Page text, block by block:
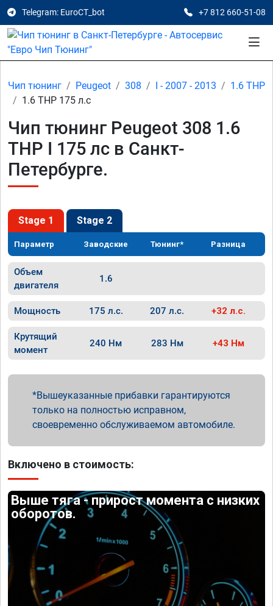
Telegram: EuroCT_bot +7 812 660-51-08
Чип тюнинг Peugeot 308 I - 2007 - 2013
1.6 THP
1.6 THP 175 л.с
Чип тюнинг Peugeot 308 1.6
THP I 175 лс в Санкт-
Петербурге.
Stage 1 Stage 2
Параметр Заводские Тюнинг* Разница
Объем
двигателя
1.6
Мощность 175 л.с. 207 л.с. +32 л.с.
Крутящий
момент
240 Нм 283 Нм +43 Нм
Вышеуказанные прибавки гарантируются
только на полностью исправном,
своевременно обслуживаемом автомобиле.
Включено в стоимость:
Выше тяга - прирост момента с низких
оборотов.